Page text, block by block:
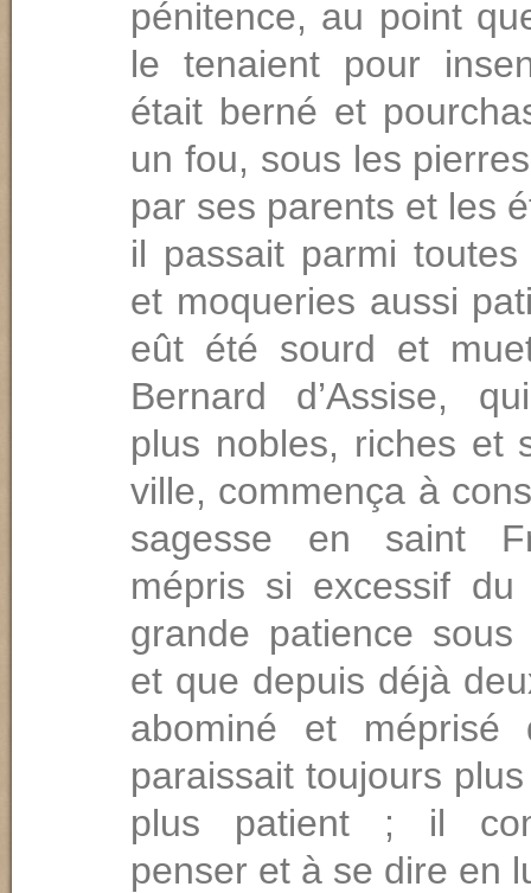
pénitence, au point
le tenaient pour
était berné et
un fou, sous les
par ses parents et les
il passait parmi
et moqueries aussi
eût été sourd et
Bernard d’Assise,
plus nobles, riches et
ville, commença à
sagesse en saint
mépris si excessif du
grande patience sous
et que depuis déjà
abominé et
paraissait toujours
plus patient ; il
penser et à se dire en